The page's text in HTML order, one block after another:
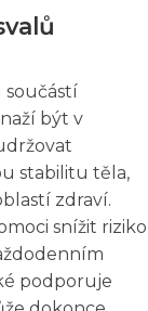
součástí
být v
stabilitu těla,
zdraví.
snížit riziko
podporuje